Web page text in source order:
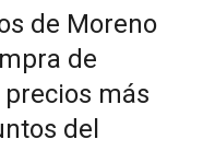
de Moreno
de
más
del